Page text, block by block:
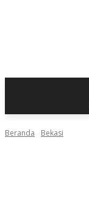
Beranda Bekasi